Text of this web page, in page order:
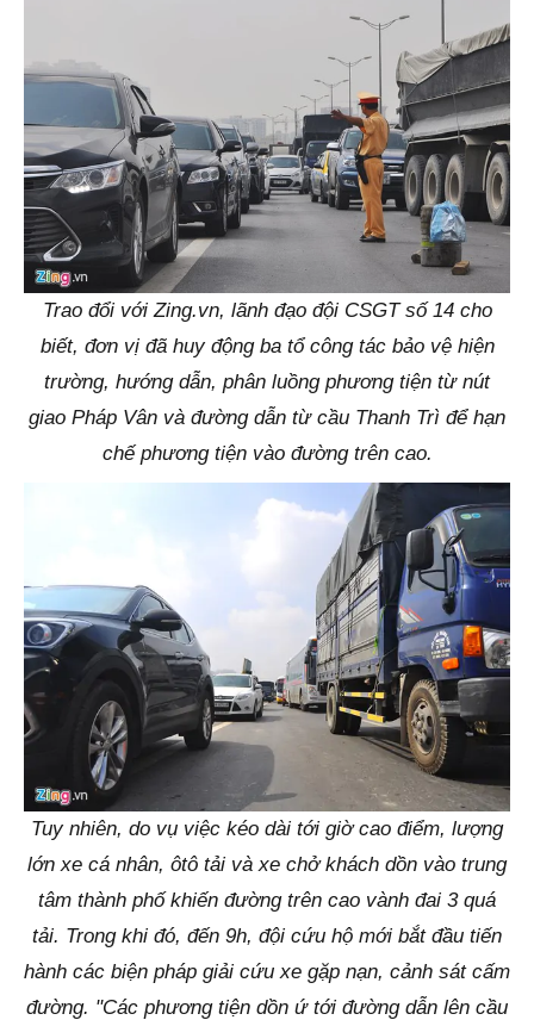
Trao đổi với Zing.vn, lãnh đạo đội CSGT số 14 cho
biết, đơn vị đã huy động ba tổ công tác bảo vệ hiện
trường, hướng dẫn, phân luồng phương tiện từ nút
giao Pháp Vân và đường dẫn từ cầu Thanh Trì để hạn
chế phương tiện vào đường trên cao.
Tuy nhiên, do vụ việc kéo dài tới giờ cao điểm, lượng
lớn xe cá nhân, ôtô tải và xe chở khách dồn vào trung
tâm thành phố khiến đường trên cao vành đai 3 quá
tải. Trong khi đó, đến 9h, đội cứu hộ mới bắt đầu tiến
hành các biện pháp giải cứu xe gặp nạn, cảnh sát cấm
đường. "Các phương tiện dồn ứ tới đường dẫn lên cầu